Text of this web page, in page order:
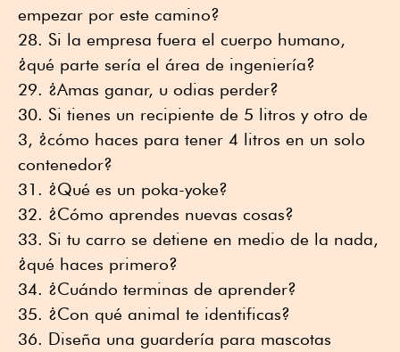
empezar por este camino?
Si la empresa fuera el cuerpo humano,
¿qué parte sería el área de ingeniería?
¿Amas ganar, u odias perder?
Si tienes un recipiente de 5 litros y otro de
3, ¿cómo haces para tener 4 litros en un solo
contenedor?
¿Qué es un poka-yoke?
¿Cómo aprendes nuevas cosas?
Si tu carro se detiene en medio de la nada,
¿qué haces primero?
¿Cuándo terminas de aprender?
¿Con qué animal te identificas?
Diseña una guardería para mascotas